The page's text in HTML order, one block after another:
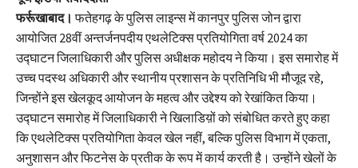
फर्रूखाबाद। फतेहगढ़ के पुलिस लाइन्स में कानपुर पुलिस जोन द्वारा
आयोजित 28वीं अन्तर्जनपदीय एथलेटिक्स प्रतियोगिता वर्ष 2024 का
उद्घाटन जिलाधिकारी और पुलिस अधीक्षक महोदय ने किया। इस समारोह में
उच्च पदस्थ अधिकारी और स्थानीय प्रशासन के प्रतिनिधि भी मौजूद रहे,
जिन्होंने इस खेलकूद आयोजन के महत्व और उद्देश्य को रेखांकित किया।
उद्घाटन समारोह में जिलाधिकारी ने खिलाडिय़ों को संबोधित करते हुए कहा
कि एथलेटिक्स प्रतियोगिता केवल खेल नहीं, बल्कि पुलिस विभाग में एकता,
अनुशासन और फिटनेस के प्रतीक के रूप में कार्य करती है। उन्होंने खेलों के